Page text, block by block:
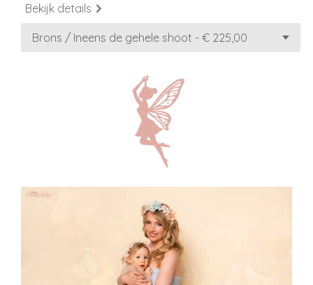
Bekijk details